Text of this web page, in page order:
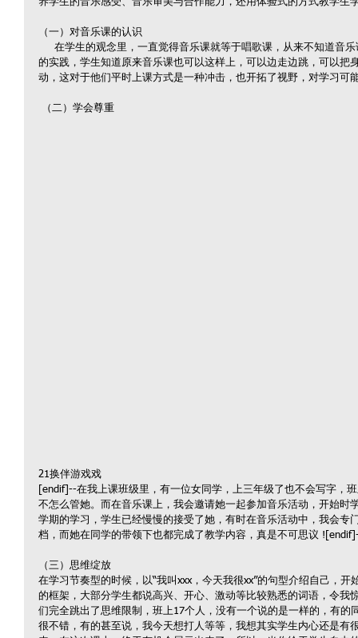
养学生的音乐感受、音乐审美与合作能力，还用体验式的方式教学生
（一）对音乐课的认识
的实践，学生知道原来音乐课也可以这样上，可以边走边跳，可以把
动，这对于他们平时上课方式是一种冲击，也开拓了视野，对学习可
（二）学会尊重
21换伴游戏戏
[endif]--在我上课班级里，有一位女同学，上三年级了也不会写字，
不怎么管她。而在音乐课上，我会邀请她一起参加音乐活动，开始时
学期的学习，学生已经慢慢的接受了她，有时在音乐活动中，我会专
档，而她在同学的带领下也都完成了教学内容，真是不可思议
（三）思维绽放
在学习节奏型的时候，以“我叫xxx，今天我很xx”的句型介绍自己，
的框架，大部分学生都说高兴、开心、激动等比较熟悉的词语，令我
们完全跳出了思维限制，班上17个人，没有一个说的是一样的，有的
很不错，有的甚至说，我今天想打人等等，我想其实学生内心还是有